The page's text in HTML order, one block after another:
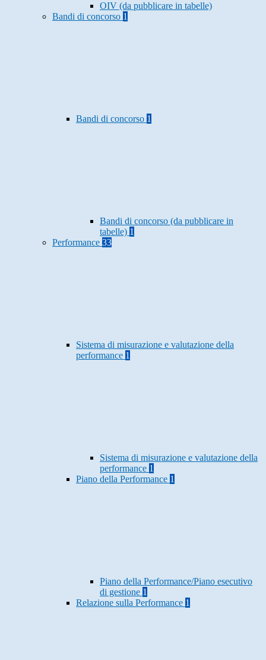
OIV (da pubblicare in tabelle)
Bandi di concorso 1
Bandi di concorso 1
Bandi di concorso (da pubblicare in
tabelle) 1
Performance 33
Sistema di misurazione e valutazione della
performance 1
Sistema di misurazione e valutazione della
performance 1
Piano della Performance 1
Piano della Performance/Piano esecutivo
di gestione 1
Relazione sulla Performance 1